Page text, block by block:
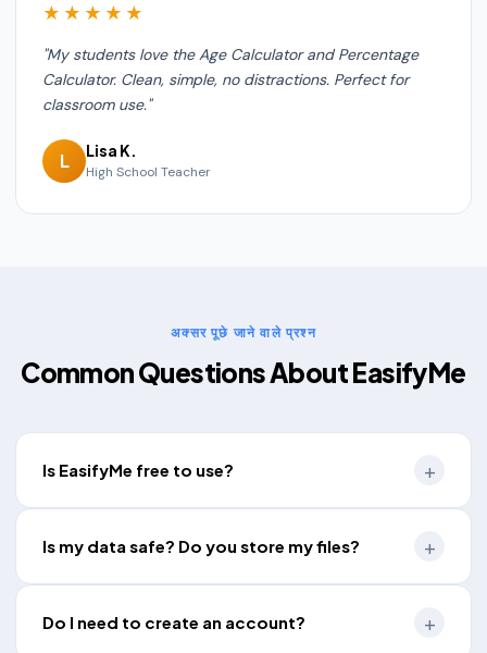
★★★★★
"My students love the Age Calculator and Percentage
Calculator. Clean, simple, no distractions. Perfect for
classroom use."
L Lisa K.
High School Teacher
अक्सर पूछे जाने वाले प्रश्न
Common Questions About EasifyMe
Is EasifyMe free to use?
Is my data safe? Do you store my files?
Do I need to create an account?